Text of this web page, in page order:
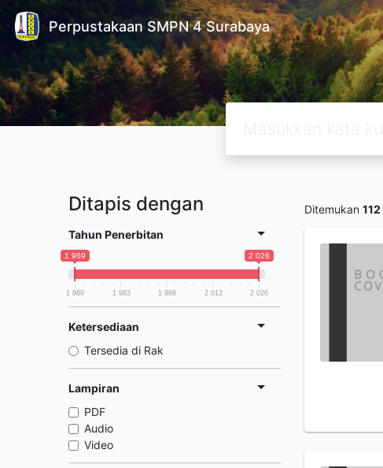
Perpustakaan SMPN 4 Surabaya
Ditapis dengan
Tahun Penerbitan
1 969 2 026
1 969 1 983 1 998 2 012 2 026
Ketersediaan
Tersedia di Rak
Lampiran
PDF
Audio
Video
Ditemukan 112